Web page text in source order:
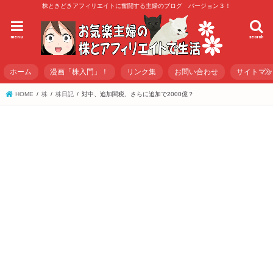
株ときどきアフィリエイトに奮闘する主婦のブログ バージョン３！
search
menu
ホーム 漫画「株入門」！ リンク集 お問い合わせ サイトマ
HOME 株 株日記 対中、追加関税、さらに追加で2000億？